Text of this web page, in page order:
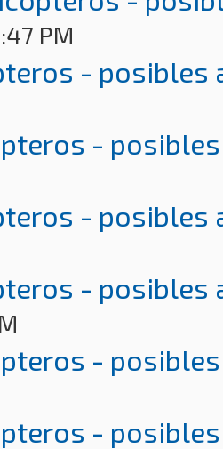
PM
- posibles
-
- posibles
- posibles
-
-